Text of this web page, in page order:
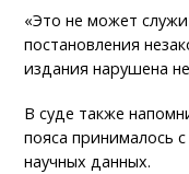
«Это не может
постановления
издания нарушена
В суде также
пояса принималось
научных данных.